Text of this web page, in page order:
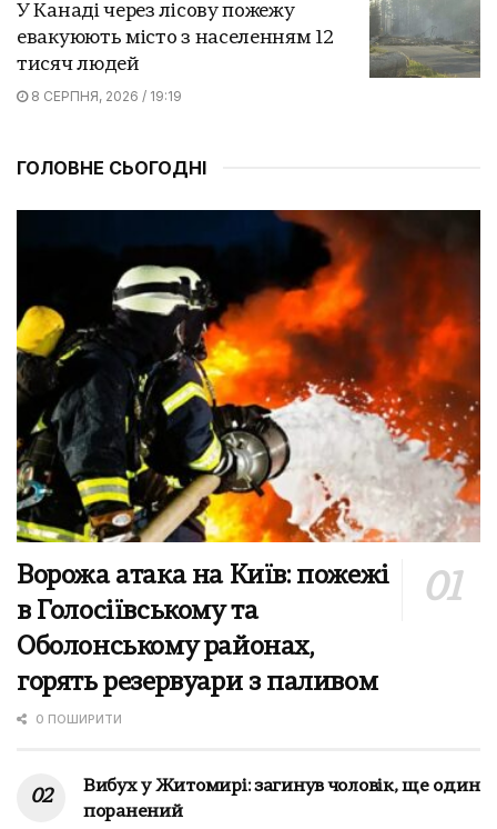
У Канаді через лісову пожежу
евакуюють місто з населенням 12
тисяч людей
8 СЕРПНЯ, 2026 / 19:19
ГОЛОВНЕ СЬОГОДНІ
Ворожа атака на Київ: пожежі
в Голосіївському та
Оболонському районах,
горять резервуари з паливом
0 ПОШИРИТИ
Вибух у Житомирі: загинув чоловік, ще один
поранений